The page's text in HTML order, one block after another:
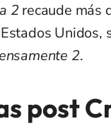
2 recaude más
Unidos,
2.
post